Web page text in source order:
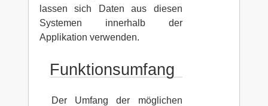
lassen sich Daten aus diesen
Systemen innerhalb der
Applikation verwenden.
Funktionsumfang
Der Umfang der möglichen